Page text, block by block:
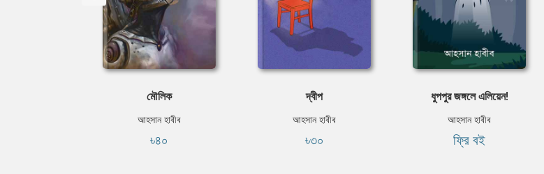
মৌলিক
আহসান হাবীব
৳৪০
দ্বীপ
আহসান হাবীব
৳৩০
ধুপপুর জঙ্গলে এলিয়েন!
আহসান হাবীব
ফ্রি বই